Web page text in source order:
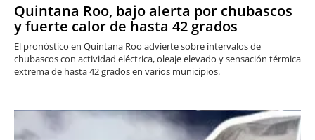
Quintana Roo, bajo alerta por chubascos
y fuerte calor de hasta 42 grados
El pronóstico en Quintana Roo advierte sobre intervalos de
chubascos con actividad eléctrica, oleaje elevado y sensación térmica
extrema de hasta 42 grados en varios municipios.